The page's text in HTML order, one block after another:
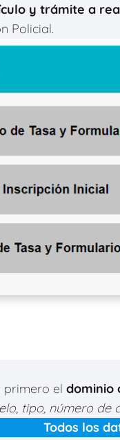
y trámite a
Policial.
el dominio
tipo, número de
Todos los